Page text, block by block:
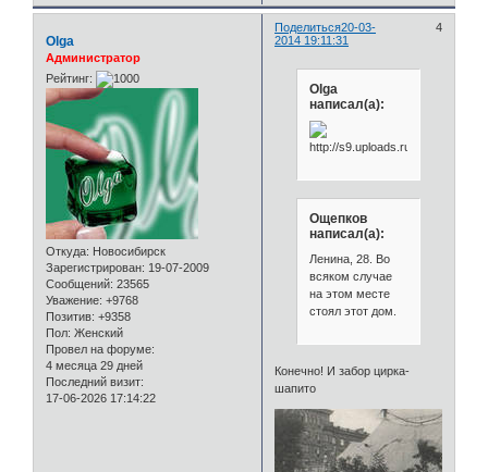
Поделиться 4
20-03-
2014 19:11:31
Olga
Администратор
Рейтинг:
Откуда: Новосибирск
Зарегистрирован: 19-07-2009
Сообщений: 23565
Уважение: +9768
Позитив: +9358
Пол: Женский
Провел на форуме:
4 месяца 29 дней
Последний визит:
17-06-2026 17:14:22
Olga
написал(а):
Ощепков
написал(а):
Ленина, 28. Во
всяком случае
на этом месте
стоял этот дом.
Конечно! И забор цирка-
шапито